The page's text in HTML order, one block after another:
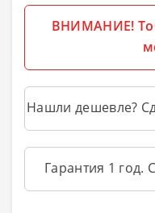
ВНИМАНИЕ!
Нашли дешевле?
Гарантия 1 год.